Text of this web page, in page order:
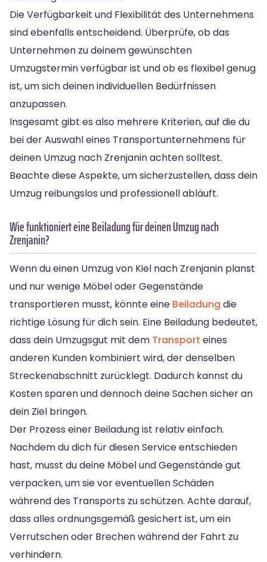
Die Verfügbarkeit und Flexibilität des Unternehmens
sind ebenfalls entscheidend. Überprüfe, ob das
Unternehmen zu deinem gewünschten
Umzugstermin verfügbar ist und ob es flexibel genug
ist, um sich deinen individuellen Bedürfnissen
anzupassen.
Insgesamt gibt es also mehrere Kriterien, auf die du
bei der Auswahl eines Transportunternehmens für
deinen Umzug nach Zrenjanin achten solltest.
Beachte diese Aspekte, um sicherzustellen, dass dein
Umzug reibungslos und professionell abläuft.
Wie funktioniert eine Beiladung für deinen Umzug nach
Zrenjanin?
Wenn du einen Umzug von Kiel nach Zrenjanin planst
und nur wenige Möbel oder Gegenstände
transportieren musst, könnte eine Beiladung die
richtige Lösung für dich sein. Eine Beiladung bedeutet,
dass dein Umzugsgut mit dem Transport eines
anderen Kunden kombiniert wird, der denselben
Streckenabschnitt zurücklegt. Dadurch kannst du
Kosten sparen und dennoch deine Sachen sicher an
dein Ziel bringen.
Der Prozess einer Beiladung ist relativ einfach.
Nachdem du dich für diesen Service entschieden
hast, musst du deine Möbel und Gegenstände gut
verpacken, um sie vor eventuellen Schäden
während des Transports zu schützen. Achte darauf,
dass alles ordnungsgemäß gesichert ist, um ein
Verrutschen oder Brechen während der Fahrt zu
verhindern.